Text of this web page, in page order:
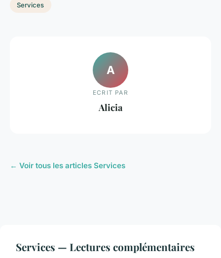
Services
A
ECRIT PAR
Alicia
← Voir tous les articles Services
Services — Lectures complémentaires